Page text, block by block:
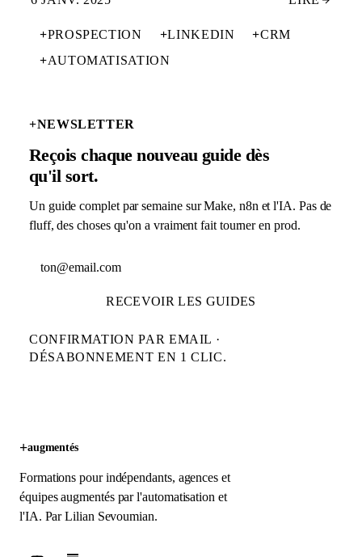
+PROSPECTION +LINKEDIN +CRM
+AUTOMATISATION
+NEWSLETTER
Reçois chaque nouveau guide dès
qu'il sort.
Un guide complet par semaine sur Make, n8n et l'IA. Pas de
fluff, des choses qu'on a vraiment fait tourner en prod.
RECEVOIR LES GUIDES
CONFIRMATION PAR EMAIL ·
DÉSABONNEMENT EN 1 CLIC.
+augmentés
Formations pour indépendants, agences et
équipes augmentés par l'automatisation et
l'IA. ParLilian Sevoumian.